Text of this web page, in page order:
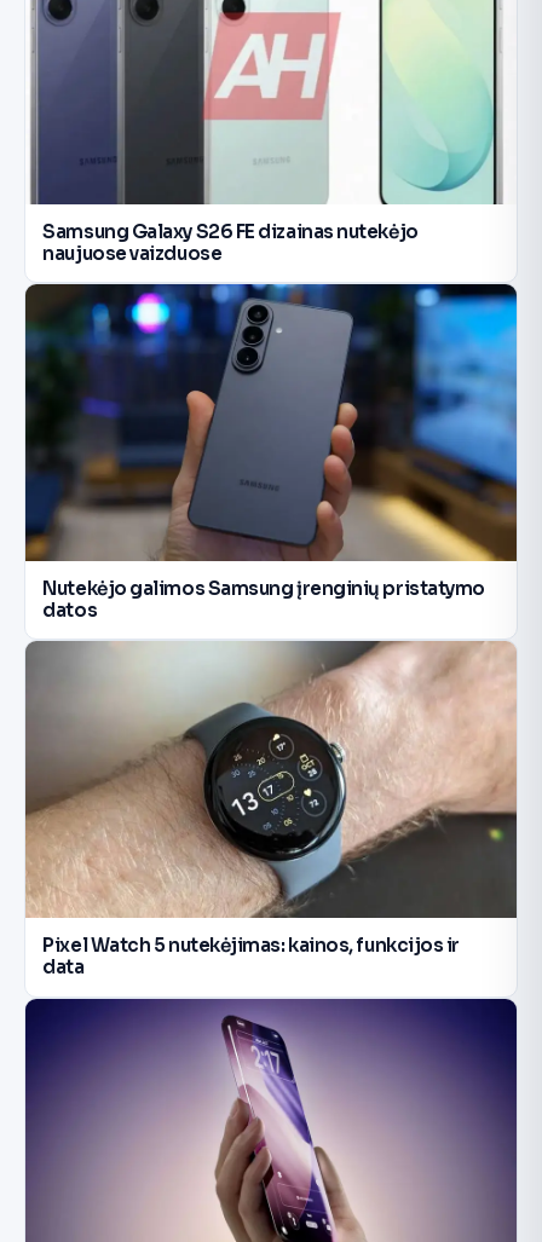
Samsung Galaxy S26 FE dizainas nutekėjo
naujuose vaizduose
Nutekėjo galimos Samsung įrenginių pristatymo
datos
Pixel Watch 5 nutekėjimas: kainos, funkcijos ir
data